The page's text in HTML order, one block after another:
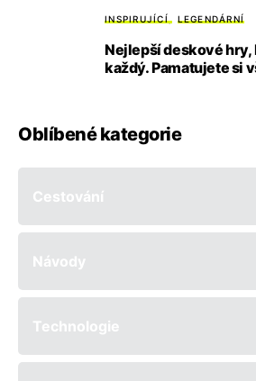
INSPIRUJÍCÍ LEGENDÁRNÍ
Nejlepší deskové
každý. Pamatujete si
Oblíbené kategorie
Cestování
Návody
Technologie